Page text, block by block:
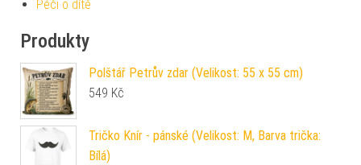
Péči o dítě
Produkty
Polštář Petrův zdar (Velikost: 55 x 55 cm)
549 Kč
Tričko Knír - pánské (Velikost: M, Barva trička:
Bílá)